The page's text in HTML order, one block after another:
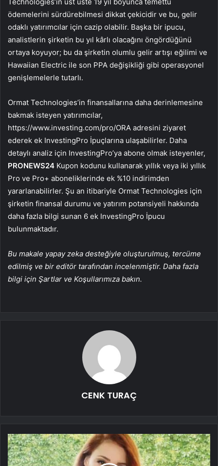
ödemelerini sürdürebilmesi dikkat çekicidir ve bu, gelir
odaklı yatırımcılar için cazip olabilir. Başka bir ipucu,
analistlerin şirketin bu yıl kârlı olacağını öngördüğünü
ortaya koyuyor; bu da şirketin olumlu gelir artışı eğilimi ve
Hawaiian Electric ile son PPA değişikliği gibi operasyonel
genişlemelerle tutarlı.
Ormat Technologies’in finansallarına daha derinlemesine
bakmak isteyen yatırımcılar,
https://www.investing.com/pro/ORA adresini ziyaret
ederek ek InvestingPro İpuçlarına ulaşabilirler. Daha
detaylı analiz için InvestingPro’ya abone olmak isteyenler,
PRONEWS24 Kupon kodunu kullanarak yıllık veya iki yıllık
Pro ve Pro+ aboneliklerinde ek %10 indirimden
yararlanabilirler. Şu an itibariyle Ormat Technologies için
şirketin finansal durumu ve yatırım potansiyeli hakkında
daha fazla bilgi sunan 6 ek InvestingPro İpucu
bulunmaktadır.
Bu makale yapay zeka desteğiyle oluşturulmuş, tercüme
edilmiş ve bir editör tarafından incelenmiştir. Daha fazla
bilgi için Şartlar ve Koşullarımıza bakın.
CENK TURAÇ